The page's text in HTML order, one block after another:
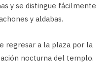
y se distingue fácilmente
y aldabas.
regresar a la plaza por la
nocturna del templo.